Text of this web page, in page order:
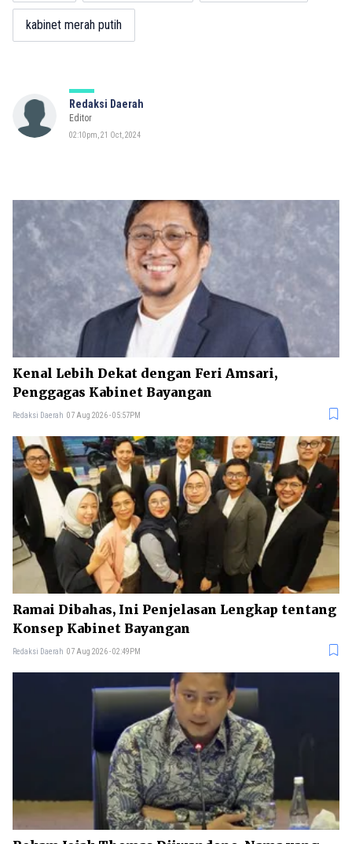
kabinet merah putih
Redaksi Daerah
Editor
02:10pm, 21 Oct, 2024
Kenal Lebih Dekat dengan Feri Amsari,
Penggagas Kabinet Bayangan
Redaksi Daerah 07 Aug 2026 - 05:57PM
Ramai Dibahas, Ini Penjelasan Lengkap tentang
Konsep Kabinet Bayangan
Redaksi Daerah 07 Aug 2026 - 02:49PM